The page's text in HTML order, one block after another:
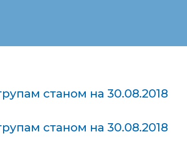
станом на 30.08.2018
станом на 30.08.2018